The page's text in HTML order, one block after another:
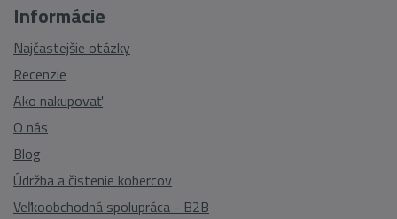
Informácie
Najčastejšie otázky
Recenzie
Ako nakupovať
O nás
Blog
Údržba a čistenie kobercov
Veľkoobchodná spolupráca - B2B